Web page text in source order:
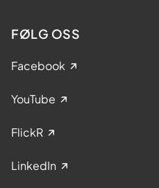
FØLG OSS
Facebook
YouTube
FlickR
LinkedIn